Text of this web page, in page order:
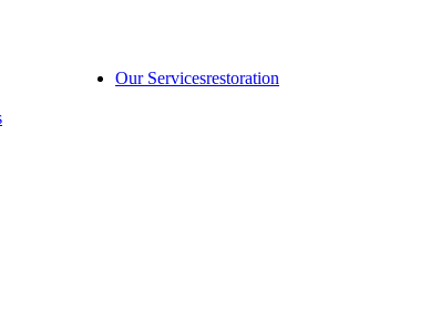
Our Servicesrestoration